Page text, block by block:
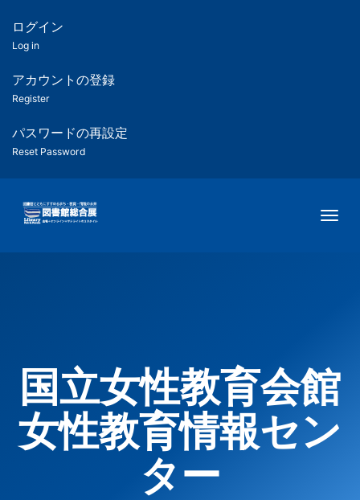
ツ
匿
名
ユ
ー
ー
用
メ
ログイン
Log in
アカウントの登録
Register
パスワードの再設定
Reset Password
国立女性教育会館
女性教育情報セン
ター